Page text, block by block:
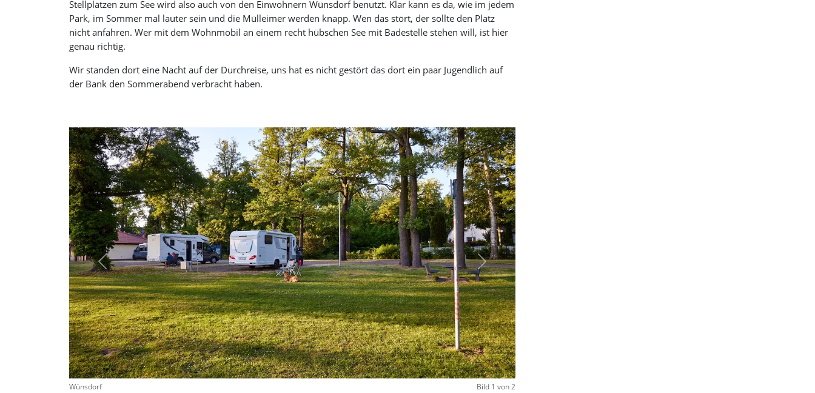
Stellplätzen zum See wird also auch von den Einwohnern Wünsdorf benutzt. Klar kann es da, wie im jedem
Park, im Sommer mal lauter sein und die Mülleimer werden knapp. Wen das stört, der sollte den Platz
nicht anfahren. Wer mit dem Wohnmobil an einem recht hübschen See mit Badestelle stehen will, ist hier
genau richtig.
Wir standen dort eine Nacht auf der Durchreise, uns hat es nicht gestört das dort ein paar Jugendlich auf
der Bank den Sommerabend verbracht haben.
Wünsdorf Bild 1 von 2
Previous Next